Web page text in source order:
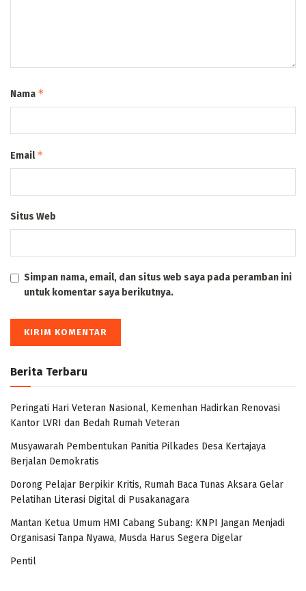
Nama *
Email*
Situs Web
Simpan nama, email, dan situs web saya pada peramban ini
untuk komentar saya berikutnya.
Berita Terbaru
Peringati Hari Veteran Nasional, Kemenhan Hadirkan Renovasi
Kantor LVRI dan Bedah Rumah Veteran
Musyawarah Pembentukan Panitia Pilkades Desa Kertajaya
Berjalan Demokratis
Dorong Pelajar Berpikir Kritis, Rumah Baca Tunas Aksara Gelar
Pelatihan Literasi Digital di Pusakanagara
Mantan Ketua Umum HMI Cabang Subang: KNPI Jangan Menjadi
Organisasi Tanpa Nyawa, Musda Harus Segera Digelar
Pentil